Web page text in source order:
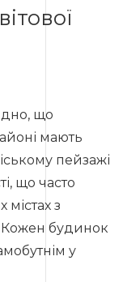
що
мають
пейзажі
що часто
містах з
будинок
у